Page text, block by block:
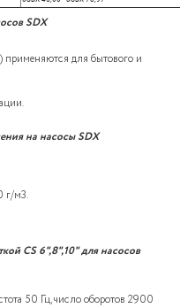
SDX
применяются для бытового и
на насосы SDX
г/м3.
CS 6",8",10" для насосов
50 Гц, число оборотов 2900